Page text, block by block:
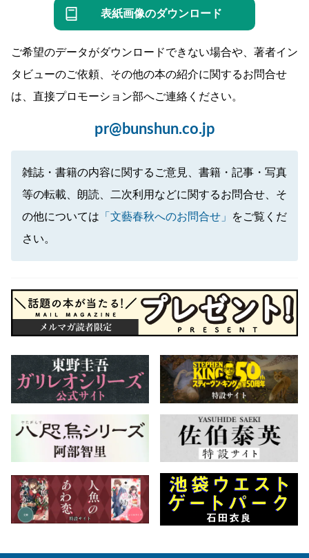
表紙画像のダウンロード
ご希望のデータがダウンロードできない場合や、著者イン
タビューのご依頼、その他の本の紹介に関するお問合せ
は、直接プロモーション部へご連絡ください。
pr@bunshun.co.jp
雑誌・書籍の内容に関するご意見、書籍・記事・写真
等の転載、朗読、二次利用などに関するお問合せ、そ
の他については 「文藝春秋へのお問合せ」
をご覧くだ
さい。